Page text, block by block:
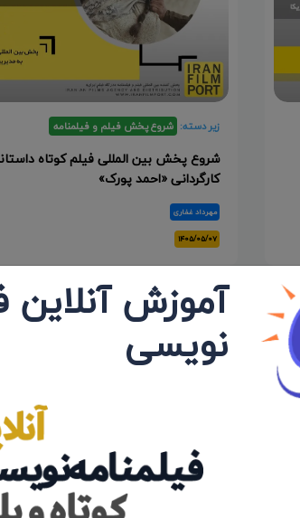
زیر دسته: شروع پخش فیلم و فیلمنامه
شروع پخش بین المللی فیلم کوتاه
کارگردانی «احمد پورک»
مهرداد غفاری
۱۴۰۵/۰۵/۰۷
آموزش آنلاین
نویسی